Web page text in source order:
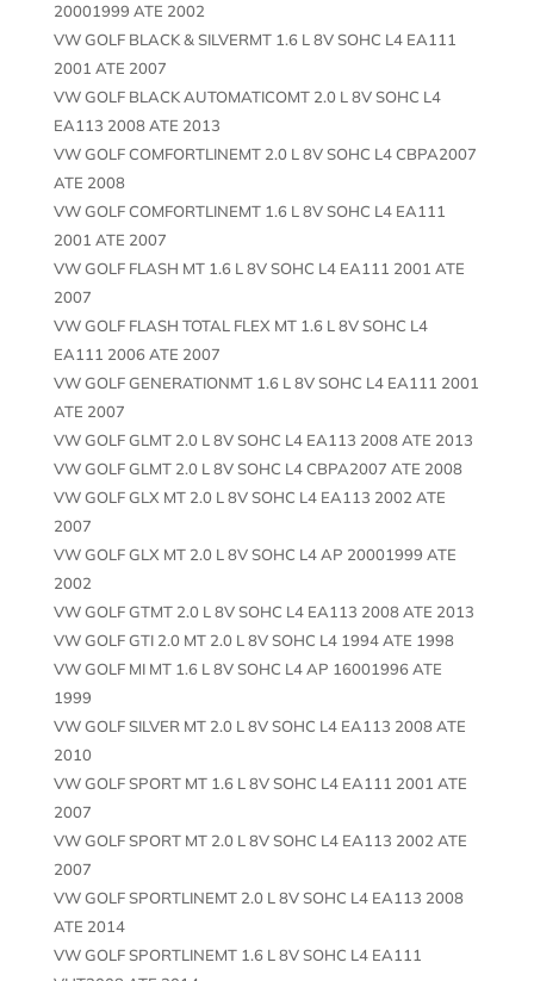
20001999 ATE 2002
VW GOLF BLACK & SILVERMT 1.6 L 8V SOHC L4 EA111
2001 ATE 2007
VW GOLF BLACK AUTOMATICOMT 2.0 L 8V SOHC L4
EA113 2008 ATE 2013
VW GOLF COMFORTLINEMT 2.0 L 8V SOHC L4 CBPA2007
ATE 2008
VW GOLF COMFORTLINEMT 1.6 L 8V SOHC L4 EA111
2001 ATE 2007
VW GOLF FLASH MT 1.6 L 8V SOHC L4 EA111 2001 ATE
2007
VW GOLF FLASH TOTAL FLEX MT 1.6 L 8V SOHC L4
EA111 2006 ATE 2007
VW GOLF GENERATIONMT 1.6 L 8V SOHC L4 EA111 2001
ATE 2007
VW GOLF GLMT 2.0 L 8V SOHC L4 EA113 2008 ATE 2013
VW GOLF GLMT 2.0 L 8V SOHC L4 CBPA2007 ATE 2008
VW GOLF GLX MT 2.0 L 8V SOHC L4 EA113 2002 ATE
2007
VW GOLF GLX MT 2.0 L 8V SOHC L4 AP 20001999 ATE
2002
VW GOLF GTMT 2.0 L 8V SOHC L4 EA113 2008 ATE 2013
VW GOLF GTI 2.0 MT 2.0 L 8V SOHC L4 1994 ATE 1998
VW GOLF MI MT 1.6 L 8V SOHC L4 AP 16001996 ATE
1999
VW GOLF SILVER MT 2.0 L 8V SOHC L4 EA113 2008 ATE
2010
VW GOLF SPORT MT 1.6 L 8V SOHC L4 EA111 2001 ATE
2007
VW GOLF SPORT MT 2.0 L 8V SOHC L4 EA113 2002 ATE
2007
VW GOLF SPORTLINEMT 2.0 L 8V SOHC L4 EA113 2008
ATE 2014
VW GOLF SPORTLINEMT 1.6 L 8V SOHC L4 EA111